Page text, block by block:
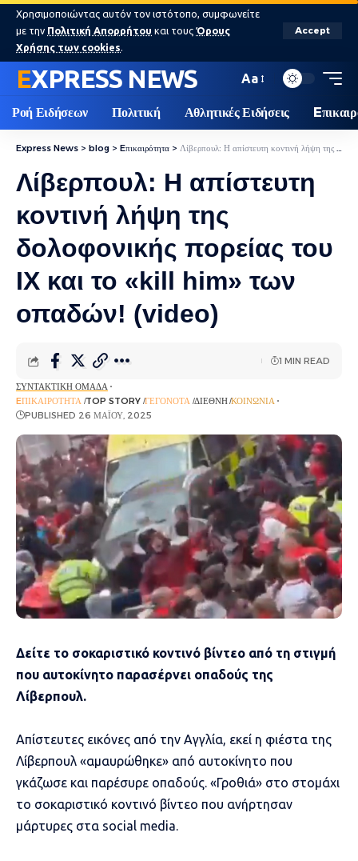
Χρησιμοποιώντας αυτόν τον ιστότοπο, συμφωνείτε
με την Πολιτική Απορρήτου και τους Όρους
Χρήσης των cookies.
Accept
EXPRESS NEWS Aa
Ροή Ειδήσεων Πολιτική Αθλητικές Ειδήσεις
Express News > blog > Eπικαιρότητα > Λίβερπουλ: Η απίστευτη κοντινή λήψη της δολοφονικής πορείας του ΙΧ και το «kill him» των οπαδών! (video)
Λίβερπουλ: Η απίστευτη
κοντινή λήψη της
δολοφονικής πορείας του
ΙΧ και το «kill him» των
οπαδών! (video)
ΣΥΝΤΑΚΤΙΚΉ ΟΜΆΔΑ
EΠΙΚΑΙΡΌΤΗΤΑ TOP STORY ΓΕΓΟΝΌΤΑ ΔΙΕΘΝΉ ΚΟΙΝΩΝΊΑ
PUBLISHED 26 ΜΑΪ́ΟΥ, 2025
1 MIN READ
Δείτε το σοκαριστικό κοντινό βίντεο από τη στιγμή
που αυτοκίνητο παρασέρνει οπαδούς της
Λίβερπουλ.
Απίστευτες εικόνες από την Αγγλία, εκεί η φιέστα της
Λίβερπουλ «αμαυρώθηκε» από αυτοκίνητο που
γκάζωσε και παρέσυρε οπαδούς. «Γροθιά» στο στομάχι
το σοκαριστικό κοντινό βίντεο που ανήρτησαν
μάρτυρες στα social media.